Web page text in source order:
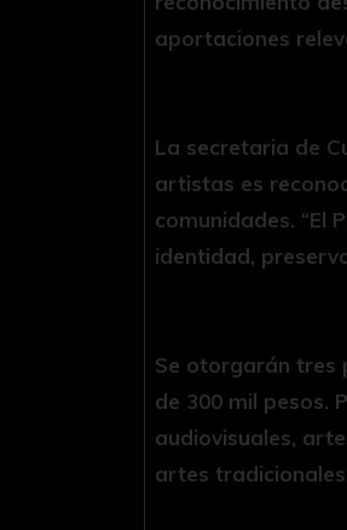
aportaciones
La secretaria de
artistas es
comunidades. “El
identidad,
Se otorgarán tres
de 300 mil pesos.
audiovisuales,
artes